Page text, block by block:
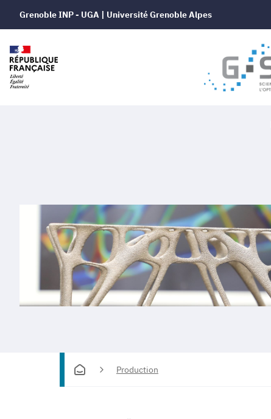
Grenoble INP - UGA | Université Grenoble Alpes
Production